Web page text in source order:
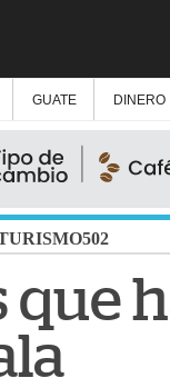
GUATE DINERO
que